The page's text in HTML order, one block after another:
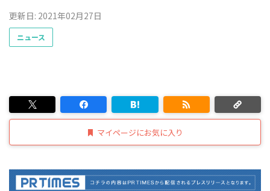
更新日: 2021年02月27日
ニュース
マイページにお気に入り